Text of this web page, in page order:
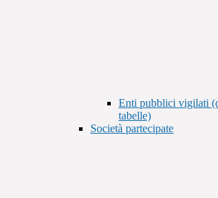
Enti pubblici vigilati
tabelle)
Società partecipate